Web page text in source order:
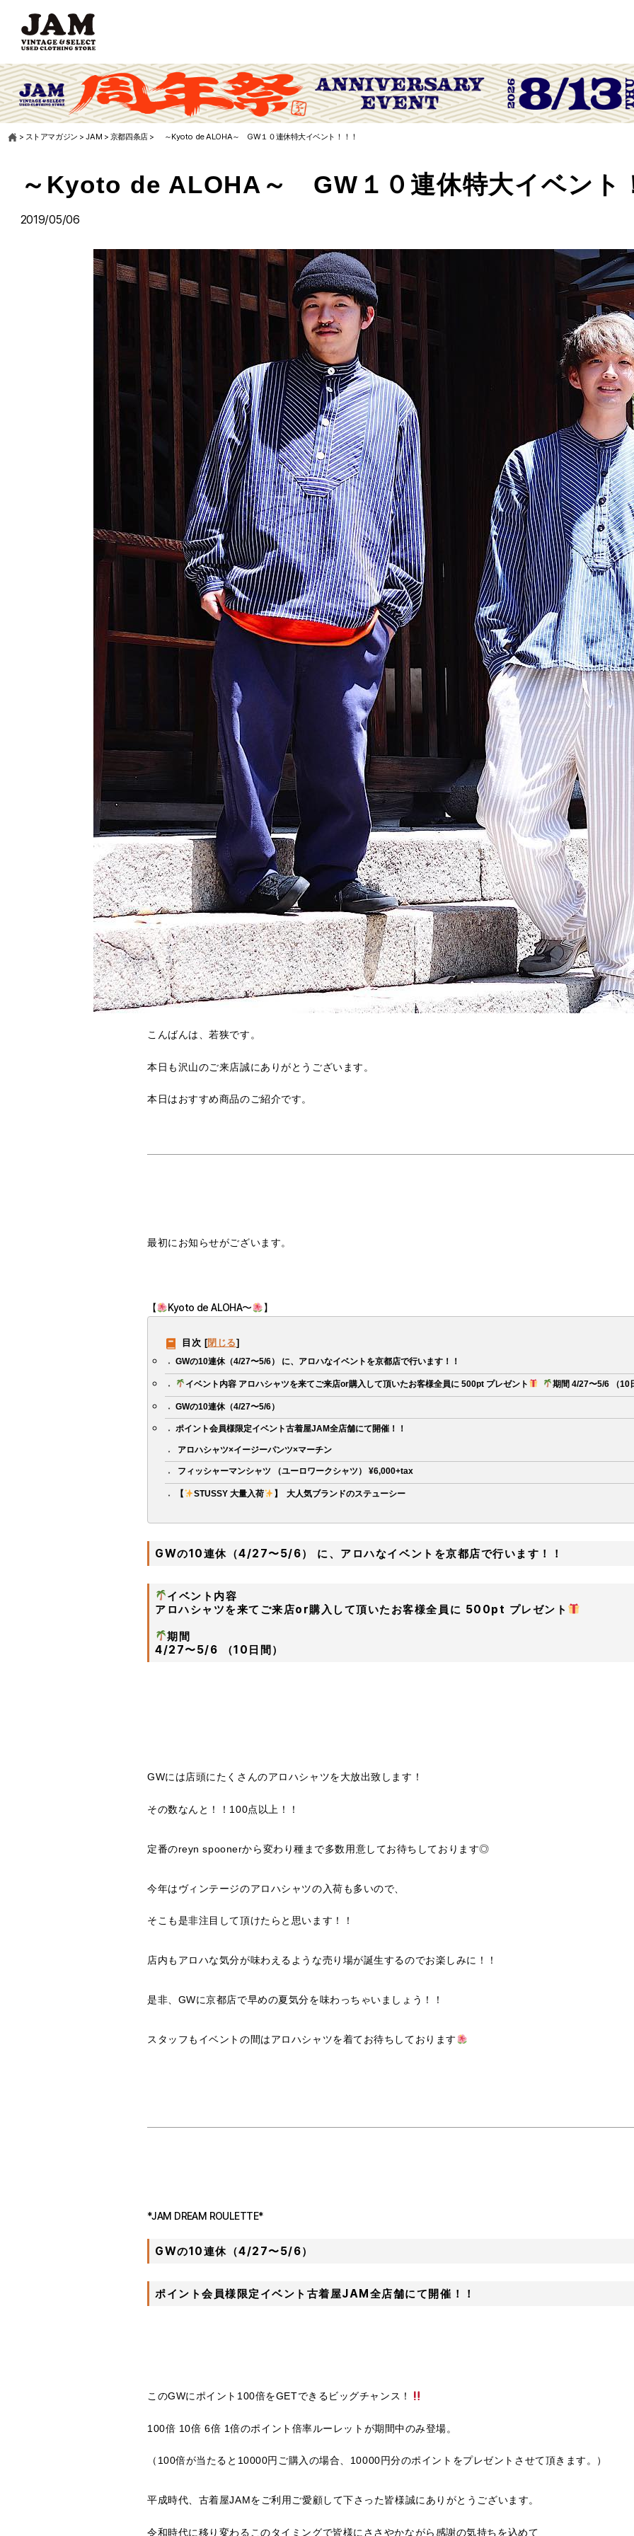
> ストアマガジン >JAM > 京都四条店> ～Kyoto de ALOHA～ GW１０連休特大イベント！！！
～Kyoto de ALOHA～ GW１０連休特大イベント
2019/05/06
こんばんは、若狭です。
本日も沢山のご来店誠にありがとうございます。
本日はおすすめ商品のご紹介です。
最初にお知らせがございます。
【 Kyoto de ALOHA〜 】
目次 [閉じる]
GWの10連休（4/27〜5/6） に、アロハなイベントを京都店で行います！！
イベント内容 アロハシャツを来てご来店or購入して頂いたお客様全員に 500pt プレゼント 期間 4/27〜5/6 （10
GWの10連休（4/27〜5/6）
ポイント会員様限定イベント古着屋JAM全店舗にて開催！！
ㅤㅤㅤㅤㅤㅤㅤㅤㅤㅤㅤㅤㅤ アロハシャツ×イージーパンツ×マーチン
ㅤㅤㅤㅤㅤㅤㅤㅤㅤㅤㅤㅤㅤ フィッシャーマンシャツ （ユーロワークシャツ） ¥6,000+tax
【 STUSSY 大量入荷 】 ㅤㅤㅤㅤㅤㅤㅤㅤㅤㅤㅤㅤㅤ 大人気ブランドのステューシー
GWの10連休（4/27〜5/6） に、アロハなイベントを京都店で行います！！
イベント内容
アロハシャツを来てご来店or購入して頂いたお客様全員に 500pt プレゼント
期間
4/27〜5/6 （10日間）
GWには店頭にたくさんのアロハシャツを大放出致します！
その数なんと！！100点以上！！
定番のreyn spoonerから変わり種まで多数用意してお待ちしております◎
今年はヴィンテージのアロハシャツの入荷も多いので、
そこも是非注目して頂けたらと思います！！
店内もアロハな気分が味わえるような売り場が誕生するのでお楽しみに！！
是非、GWに京都店で早めの夏気分を味わっちゃいましょう！！
スタッフもイベントの間はアロハシャツを着てお待ちしております
*JAM DREAM ROULETTE*
GWの10連休（4/27〜5/6）
ポイント会員様限定イベント古着屋JAM全店舗にて開催！！
このGWにポイント100倍をGETできるビッグチャンス！
100倍 10倍 6倍 1倍のポイント倍率ルーレットが期間中のみ登場。
（100倍が当たると10000円ご購入の場合、10000円分のポイントをプレゼントさせて頂きます。）
平成時代、古着屋JAMをご利用ご愛顧して下さった皆様誠にありがとうございます。
令和時代に移り変わるこのタイミングで皆様にささやかながら感謝の気持ちを込めて